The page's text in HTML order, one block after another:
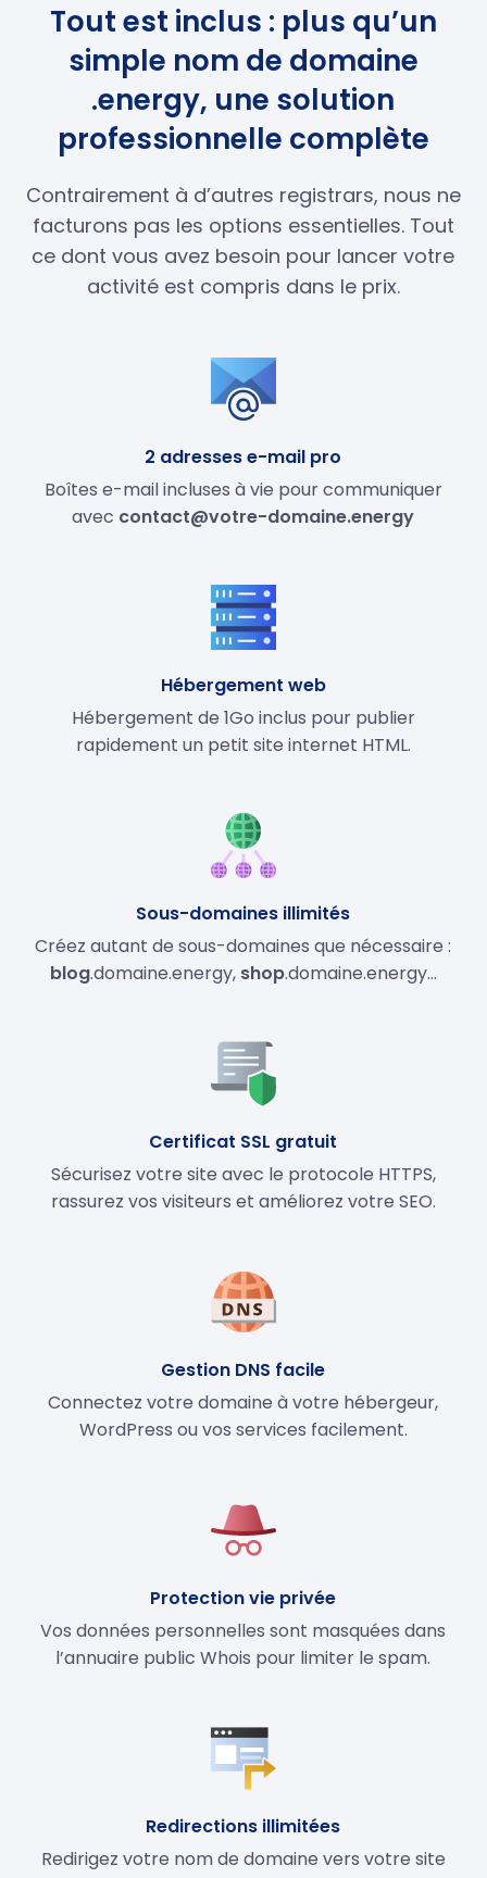
Tout est inclus : plus qu’un
simple nom de domaine
.energy, une solution
professionnelle complète
Contrairement à d’autres registrars, nous ne
facturons pas les options essentielles. Tout
ce dont vous avez besoin pour lancer votre
activité est compris dans le prix.
2 adresses e-mail pro
Boîtes e-mail incluses à vie pour communiquer
avec contact@votre-domaine.energy
Hébergement web
Hébergement de 1Go inclus pour publier
rapidement un petit site internet HTML.
Sous-domaines illimités
Créez autant de sous-domaines que nécessaire :
blog.domaine.energy, shop.domaine.energy…
Certificat SSL gratuit
Sécurisez votre site avec le protocole HTTPS,
rassurez vos visiteurs et améliorez votre SEO.
Gestion DNS facile
Connectez votre domaine à votre hébergeur,
WordPress ou vos services facilement.
Protection vie privée
Vos données personnelles sont masquées dans
l’annuaire public Whois pour limiter le spam.
Redirections illimitées
Redirigez votre nom de domaine vers votre site